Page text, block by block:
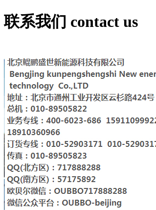
联系我们 contact us